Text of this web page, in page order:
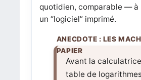
quotidien, comparable — à
un “logiciel” imprimé.
Avant la
table de